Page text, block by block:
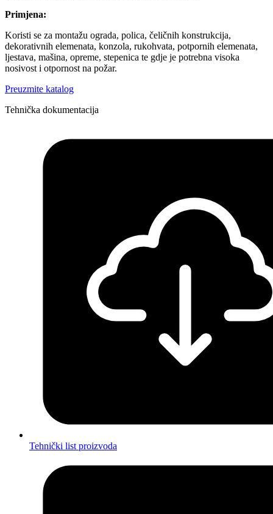
Primjena:
Koristi se za montažu ograda, polica, čeličnih konstrukcija,
dekorativnih elemenata, konzola, rukohvata, potpornih elemenata,
ljestava, mašina, opreme, stepenica te gdje je potrebna visoka
nosivost i otpornost na požar.
Preuzmite katalog
Tehnička dokumentacija
Tehnički list proizvoda